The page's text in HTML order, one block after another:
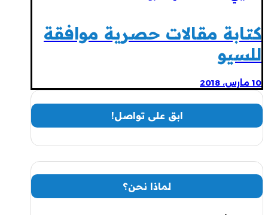
كتابة مقالات حصرية موافقة
للسيو
10 مارس، 2018
ابق على تواصل!
لماذا نحن؟